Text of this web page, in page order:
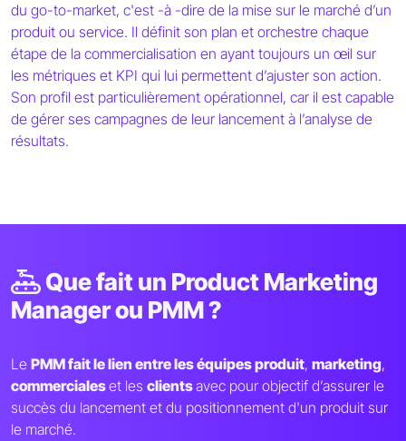
du go-to-market, c'est -à -dire de la mise sur le marché d’un
produit ou service. Il définit son plan et orchestre chaque
étape de la commercialisation en ayant toujours un œil sur
les métriques et KPI qui lui permettent d’ajuster son action.
Son profil est particulièrement opérationnel, car il est capable
de gérer ses campagnes de leur lancement à l’analyse de
résultats.
Que fait un Product Marketing
Manager ou PMM ?
Le PMM fait le lien entre les équipes produit, marketing,
commercialeset les clientsavec pour objectif d’assurer le
succès du lancement et du positionnement d'un produit sur
le marché.